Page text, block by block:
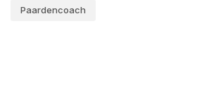
Paardencoach